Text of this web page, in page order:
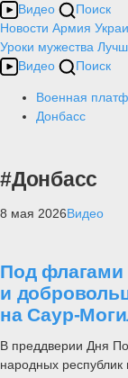
Видео
Поиск
Новости Армия
Уроки мужества
Видео
Поиск
Военная
Донбасс
#Донбасс
8 мая 2026Видео
Под флагами
и
на Саур-
В преддверии Дня
народных